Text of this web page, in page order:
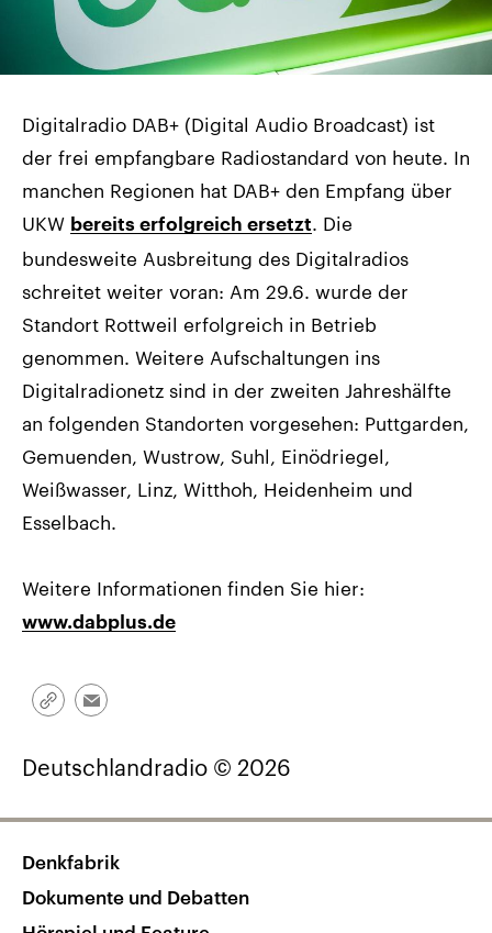
Digitalradio DAB+ (Digital Audio Broadcast) ist
der frei empfangbare Radiostandard von heute. In
manchen Regionen hat DAB+ den Empfang über
UKW bereits erfolgreich ersetzt. Die
bundesweite Ausbreitung des Digitalradios
schreitet weiter voran: Am 29.6. wurde der
Standort Rottweil erfolgreich in Betrieb
genommen. Weitere Aufschaltungen ins
Digitalradionetz sind in der zweiten Jahreshälfte
an folgenden Standorten vorgesehen: Puttgarden,
Gemuenden, Wustrow, Suhl, Einödriegel,
Weißwasser, Linz, Witthoh, Heidenheim und
Esselbach.
Weitere Informationen finden Sie hier:
www.dabplus.de
Link
Email
Deutschlandradio © 2026
Denkfabrik
Dokumente und Debatten